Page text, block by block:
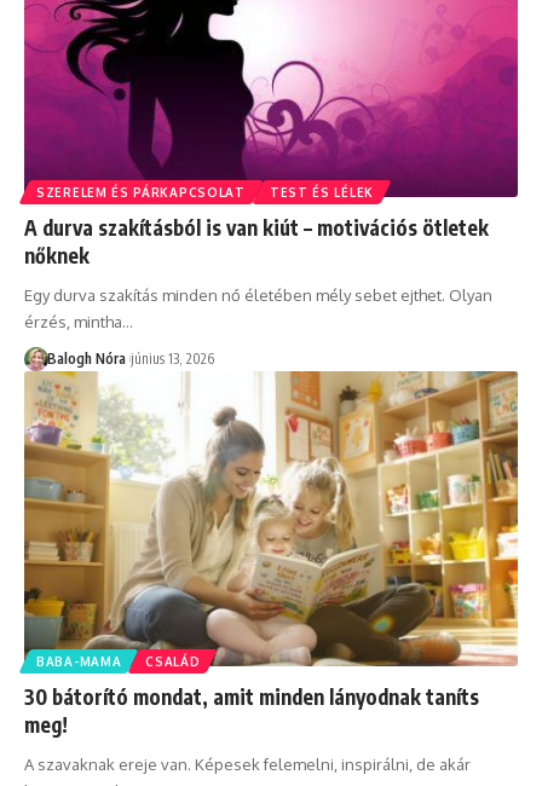
SZERELEM ÉS PÁRKAPCSOLAT TEST ÉS LÉLEK
A durva szakításból is van kiút – motivációs ötletek
nőknek
Egy durva szakítás minden nő életében mély sebet ejthet. Olyan
érzés, mintha…
Balogh Nóra június 13, 2026
BABA-MAMA CSALÁD
30 bátorító mondat, amit minden lányodnak taníts
meg!
A szavaknak ereje van. Képesek felemelni, inspirálni, de akár